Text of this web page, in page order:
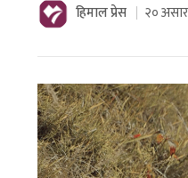
हिमाल प्रेस २०